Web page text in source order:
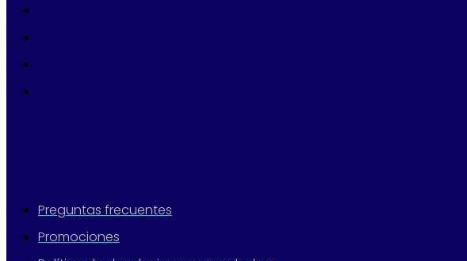
Preguntas frecuentes
Promociones